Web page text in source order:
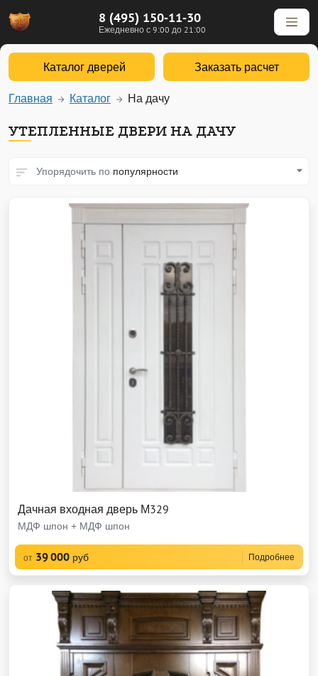
8 (495) 150-11-30
Ежедневно с 9:00 до 21:00
Каталог дверей Заказать расчет
Главная Каталог На дачу
УТЕПЛЕННЫЕ ДВЕРИ НА ДАЧУ
Упорядочить по популярности
Дачная входная дверь М329
МДФ шпон + МДФ шпон
от 39 000 руб Подробнее